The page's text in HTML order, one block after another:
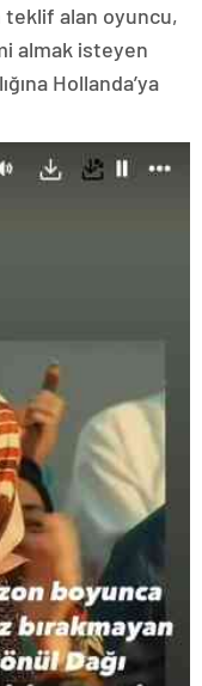
teklif alan oyuncu,
almak isteyen
Hollanda’ya